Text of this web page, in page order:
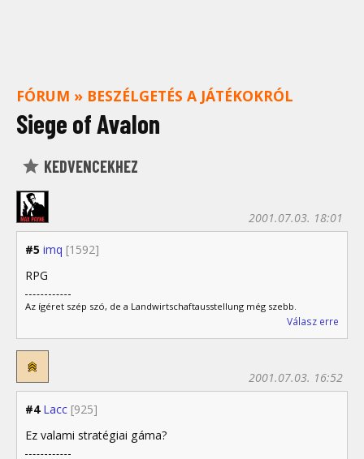
FÓRUM » BESZÉLGETÉS A JÁTÉKOKRÓL
Siege of Avalon
KEDVENCEKHEZ
#5 imq [1592]
2001.07.03. 18:01
RPG
Az ígéret szép szó, de a Landwirtschaftausstellung még szebb.
Válasz erre
#4 Lacc [925]
2001.07.03. 16:52
Ez valami stratégiai gáma?